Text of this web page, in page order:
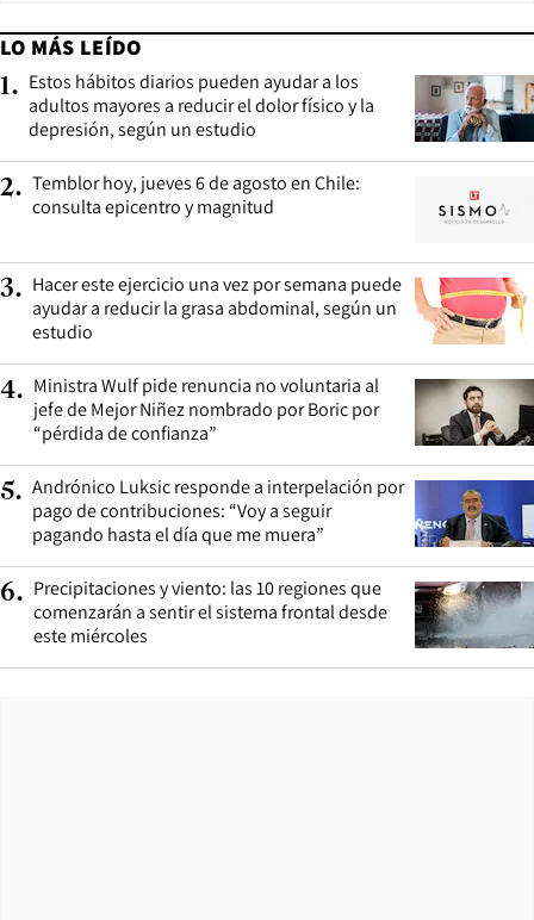
LO MÁS LEÍDO
1. Estos hábitos diarios pueden ayudar a los
adultos mayores a reducir el dolor físico y la
depresión, según un estudio
2. Temblor hoy, jueves 6 de agosto en Chile:
consulta epicentro y magnitud
3. Hacer este ejercicio una vez por semana puede
ayudar a reducir la grasa abdominal, según un
estudio
4. Ministra Wulf pide renuncia no voluntaria al
jefe de Mejor Niñez nombrado por Boric por
“pérdida de confianza”
5. Andrónico Luksic responde a interpelación por
pago de contribuciones: “Voy a seguir
pagando hasta el día que me muera”
6. Precipitaciones y viento: las 10 regiones que
comenzarán a sentir el sistema frontal desde
este miércoles